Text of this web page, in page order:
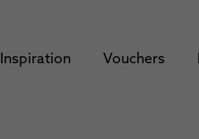
Inspiration Vouchers